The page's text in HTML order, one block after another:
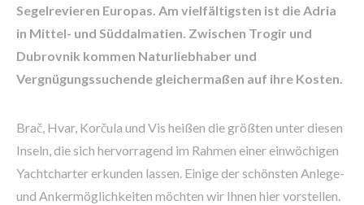
Segelrevieren Europas. Am vielfältigsten ist die Adria
in Mittel- und Süddalmatien. Zwischen Trogir und
Dubrovnik kommen Naturliebhaber und
Vergnügungssuchende gleichermaßen auf ihre Kosten.
Brač, Hvar, Korčula und Vis heißen die größten unter diesen
Inseln, die sich hervorragend im Rahmen einer einwöchigen
Yachtcharter erkunden lassen. Einige der schönsten Anlege-
und Ankermöglichkeiten möchten wir Ihnen hier vorstellen.